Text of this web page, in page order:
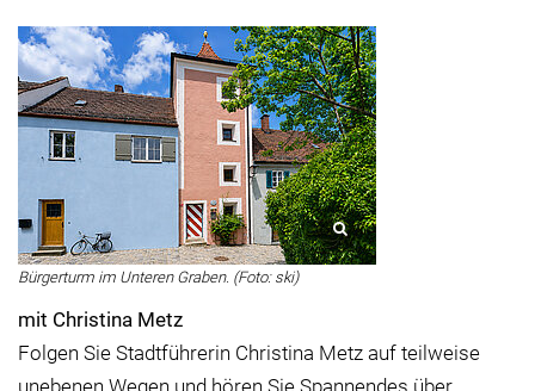
Bürgerturm im Unteren Graben. (Foto: ski)
mit Christina Metz
Folgen Sie Stadtführerin Christina Metz auf teilweise
unebenen Wegen und hören Sie Spannendes über